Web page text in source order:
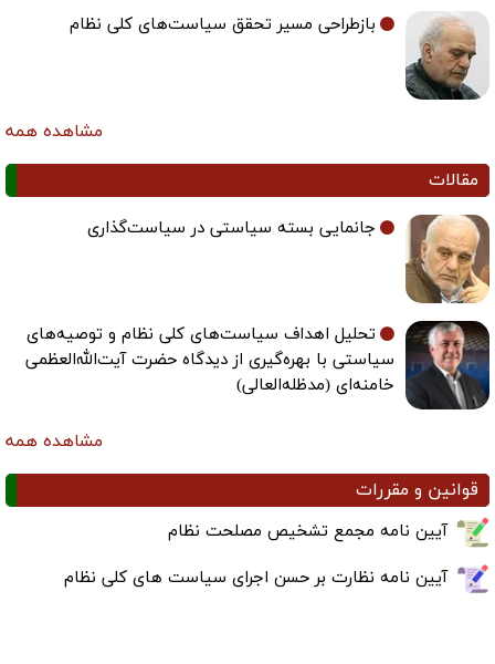
بازطراحی مسیر تحقق سیاست‌های کلی نظام
مشاهده همه
مقالات
جانمایی بسته سیاستی در سیاست‌گذاری
تحلیل اهداف سیاست‌های کلی نظام و توصیه‌های
سیاستی با بهره‌گیری از دیدگاه حضرت آیت‌الله‌العظمی
خامنه‌ای (مدظله‌العالی)
مشاهده همه
قوانین و مقررات
آیین نامه مجمع تشخیص مصلحت نظام
آیین نامه نظارت بر حسن اجرای سیاست های کلی نظام